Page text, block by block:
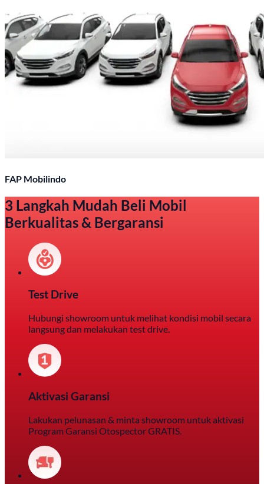
FAP Mobilindo
3 Langkah Mudah Beli Mobil
Berkualitas & Bergaransi
Test Drive
Hubungi showroom untuk melihat kondisi mobil secara
langsung dan melakukan test drive.
Aktivasi Garansi
Lakukan pelunasan & minta showroom untuk aktivasi
Program Garansi Otospector GRATIS.